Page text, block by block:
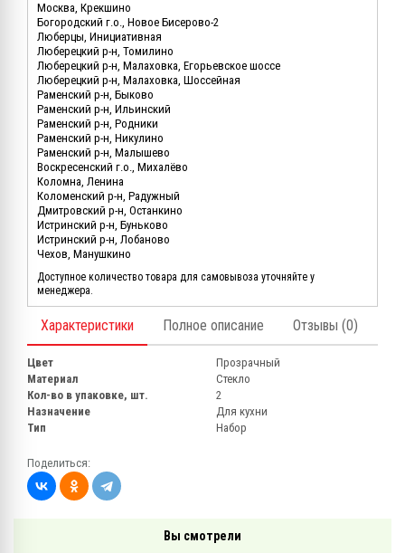
Москва, Крекшино
Богородский г.о., Новое Бисерово-2
Люберцы, Инициативная
Люберецкий р-н, Томилино
Люберецкий р-н, Малаховка, Егорьевское шоссе
Люберецкий р-н, Малаховка, Шоссейная
Раменский р-н, Быково
Раменский р-н, Ильинский
Раменский р-н, Родники
Раменский р-н, Никулино
Раменский р-н, Малышево
Воскресенский г.о., Михалёво
Коломна, Ленина
Коломенский р-н, Радужный
Дмитровский р-н, Останкино
Истринский р-н, Буньково
Истринский р-н, Лобаново
Чехов, Манушкино
Доступное количество товара для самовывоза уточняйте у
менеджера.
Характеристики Полное описание Отзывы (0)
Цвет
Прозрачный
Материал
Стекло
Кол-во в упаковке, шт.
2
Назначение
Для кухни
Тип
Набор
Поделиться:
Вы смотрели